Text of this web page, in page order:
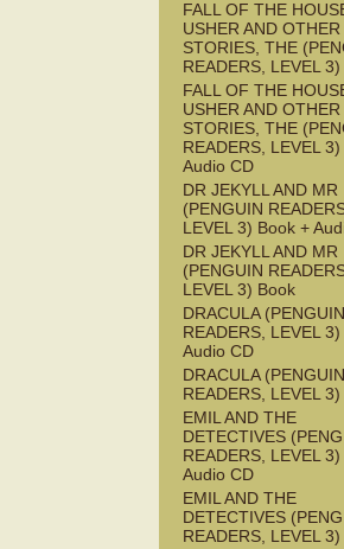
FALL OF THE
USHER AND OTHER
STORIES, THE
READERS, LEVEL
FALL OF THE
USHER AND OTHER
STORIES, THE
READERS, LEVEL
Audio CD
DR JEKYLL AND MR
(PENGUIN
LEVEL 3) Book +
DR JEKYLL AND MR
(PENGUIN
LEVEL 3) Book
DRACULA (PENGUIN
READERS, LEVEL
Audio CD
DRACULA (PENGUIN
READERS, LEVEL
EMIL AND THE
DETECTIVES
READERS, LEVEL
Audio CD
EMIL AND THE
DETECTIVES
READERS, LEVEL